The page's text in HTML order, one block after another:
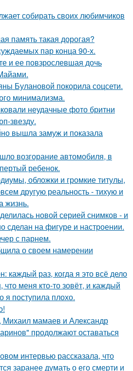
собирать своих любимчиков
память такая дорогая?
пар конца 90-х.
и ее повзрослевшая дочь
Булановой покорила соцсети.
минимализма.
неудачные фото бритни
звезду.
вышла замуж и показала
возгорание автомобиля, в
ребенок.
обложки и громкие титулы,
другую реальность - тихую и
жизнь.
новой серией снимков - и
сделан на фигуре и настроении.
с парнем.
о своем намерении
каждый раз, когда я это всё дело
меня кто-то зовёт, и каждый
я поступила плохо.
Михаил мамаев и Александр
продолжают оставаться
интервью рассказала, что
заранее думать о его смерти и